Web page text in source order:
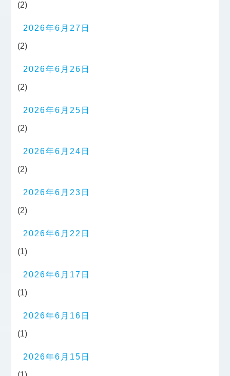
(2)
2026年6月27日
(2)
2026年6月26日
(2)
2026年6月25日
(2)
2026年6月24日
(2)
2026年6月23日
(2)
2026年6月22日
(1)
2026年6月17日
(1)
2026年6月16日
(1)
2026年6月15日